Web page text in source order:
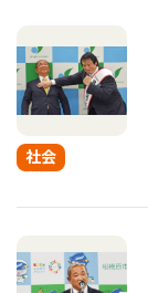
社会